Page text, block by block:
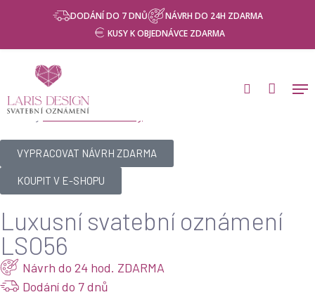
content
DODÁNÍ DO 7 DNŮ
NÁVRH DO 24H ZDARMA
KUSY K OBJEDNÁVCE ZDARMA
Ve stylu tohotosvatebního oznámení
všechny svatební tiskoviny
VYPRACOVAT NÁVRH ZDARMA
KOUPIT V E-SHOPU
Luxusní svatební oznámení
LSO56
Návrh do 24 hod. ZDARMA
Dodání do 7 dnů